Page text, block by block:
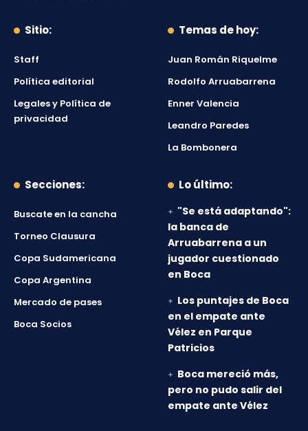
Sitio:
Staff
Política editorial
Legales y Política de
privacidad
Temas de hoy:
Juan Román Riquelme
Rodolfo Arruabarrena
Enner Valencia
Leandro Paredes
La Bombonera
Secciones:
Buscate en la cancha
Torneo Clausura
Copa Sudamericana
Copa Argentina
Mercado de pases
Boca Socios
Lo último:
"Se está adaptando":
la banca de
Arruabarrena a un
jugador cuestionado
en Boca
Los puntajes de Boca
en el empate ante
Vélez en Parque
Patricios
Boca mereció más,
pero no pudo salir del
empate ante Vélez